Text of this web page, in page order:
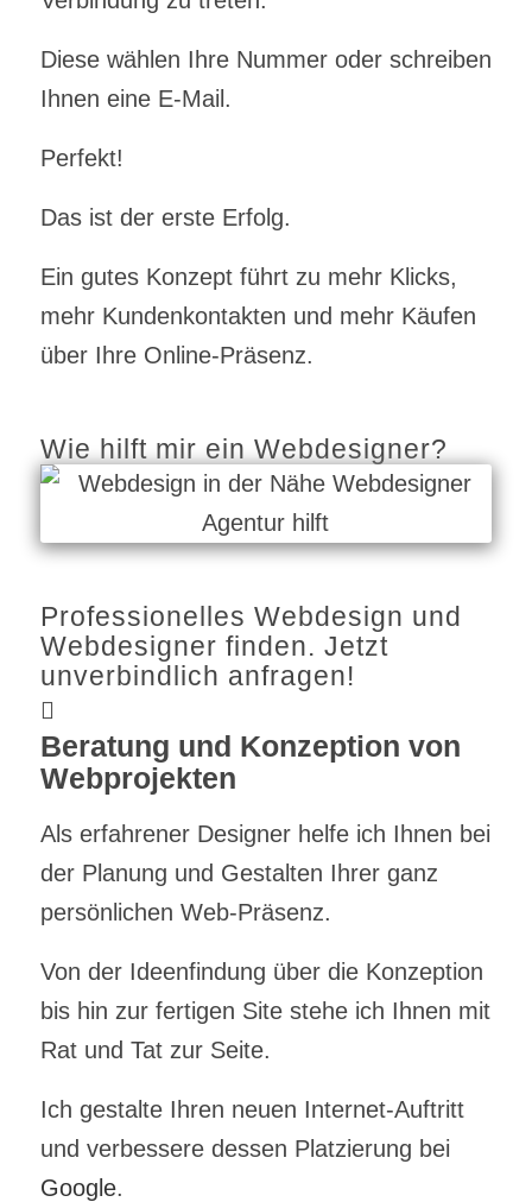
Diese wählen Ihre Nummer oder schreiben
Ihnen eine E-Mail.
Perfekt!
Das ist der erste Erfolg.
Ein gutes Konzept führt zu mehr Klicks,
mehr Kundenkontakten und mehr Käufen
über Ihre Online-Präsenz.
Wie hilft mir ein Webdesigner?
Professionelles Webdesign und
Webdesigner finden. Jetzt
unverbindlich anfragen!
Beratung und Konzeption von
Webprojekten
Als erfahrener Designer helfe ich Ihnen bei
der Planung und Gestalten Ihrer ganz
persönlichen Web-Präsenz.
Von der Ideenfindung über die Konzeption
bis hin zur fertigen Site stehe ich Ihnen mit
Rat und Tat zur Seite.
Ich gestalte Ihren neuen Internet-Auftritt
und verbessere dessen Platzierung bei
Google.